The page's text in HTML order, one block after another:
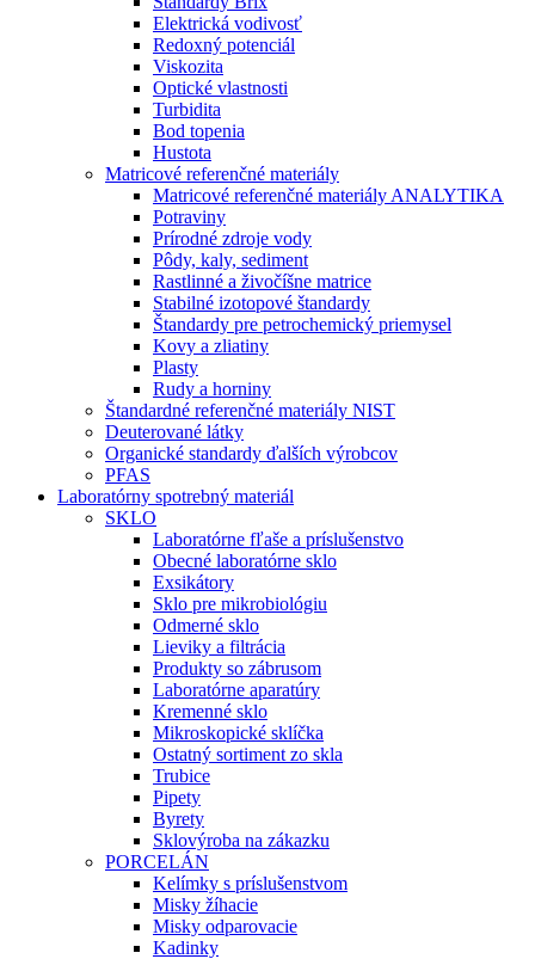
Elektrická vodivosť
Redoxný potenciál
Viskozita
Optické vlastnosti
Turbidita
Bod topenia
Hustota
Matricové referenčné materiály
Matricové referenčné materiály ANALYTIKA
Potraviny
Prírodné zdroje vody
Pôdy, kaly, sediment
Rastlinné a živočíšne matrice
Stabilné izotopové štandardy
Štandardy pre petrochemický priemysel
Kovy a zliatiny
Plasty
Rudy a horniny
Štandardné referenčné materiály NIST
Deuterované látky
Organické standardy ďalších výrobcov
PFAS
Laboratórny spotrebný materiál
SKLO
Laboratórne fľaše a príslušenstvo
Obecné laboratórne sklo
Exsikátory
Sklo pre mikrobiológiu
Odmerné sklo
Lieviky a filtrácia
Produkty so zábrusom
Laboratórne aparatúry
Kremenné sklo
Mikroskopické sklíčka
Ostatný sortiment zo skla
Trubice
Pipety
Byrety
Sklovýroba na zákazku
PORCELÁN
Kelímky s príslušenstvom
Misky žíhacie
Misky odparovacie
Kadinky